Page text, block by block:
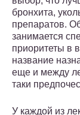
бронхита,
препаратов.
занимается
приоритеты в
название
еще и между
таки
У каждой из